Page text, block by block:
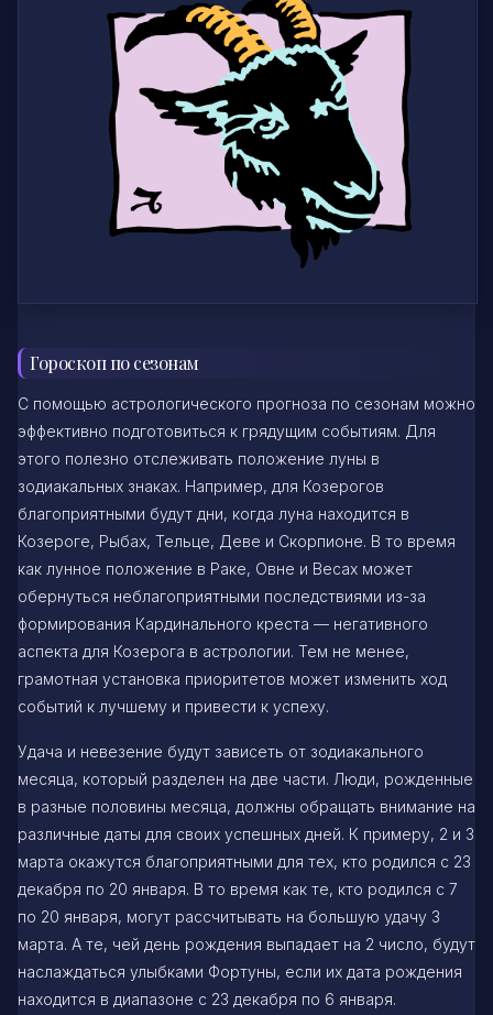
Гороскоп по сезонам
С помощью астрологического прогноза по сезонам можно
эффективно подготовиться к грядущим событиям. Для
этого полезно отслеживать положение луны в
зодиакальных знаках. Например, для Козерогов
благоприятными будут дни, когда луна находится в
Козероге, Рыбах, Тельце, Деве и Скорпионе. В то время
как лунное положение в Раке, Овне и Весах может
обернуться неблагоприятными последствиями из-за
формирования Кардинального креста — негативного
аспекта для Козерога в астрологии. Тем не менее,
грамотная установка приоритетов может изменить ход
событий к лучшему и привести к успеху.
Удача и невезение будут зависеть от зодиакального
месяца, который разделен на две части. Люди, рожденные
в разные половины месяца, должны обращать внимание на
различные даты для своих успешных дней. К примеру, 2 и 3
марта окажутся благоприятными для тех, кто родился с 23
декабря по 20 января. В то время как те, кто родился с 7
по 20 января, могут рассчитывать на большую удачу 3
марта. А те, чей день рождения выпадает на 2 число, будут
наслаждаться улыбками Фортуны, если их дата рождения
находится в диапазоне с 23 декабря по 6 января.